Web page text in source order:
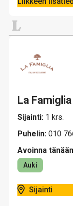
L
La Famiglia
Sijainti: 1 krs.
Puhelin: 010
Avoinna
Auki
Sijainti